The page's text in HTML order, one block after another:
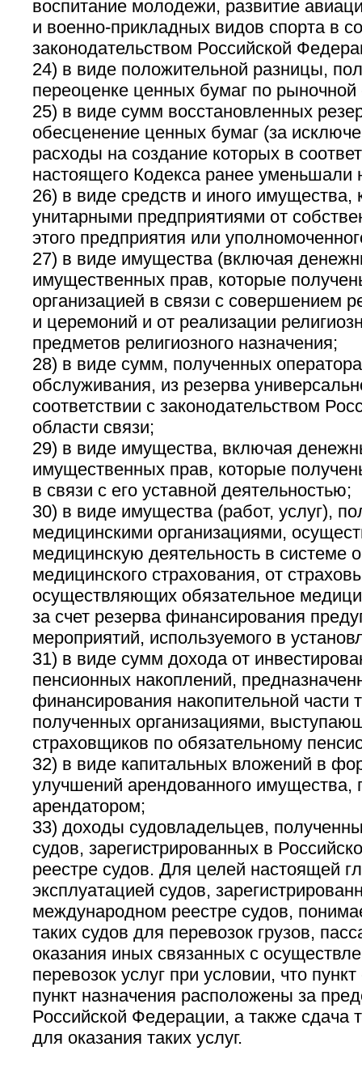
воспитание молодежи, развитие
и военно-прикладных видов спорта в
законодательством Российской
24) в виде положительной разницы,
переоценке ценных бумаг по рыночной
25) в виде сумм восстановленных
обесценение ценных бумаг (за
расходы на создание которых в
настоящего Кодекса ранее уменьшали
26) в виде средств и иного имущества,
унитарными предприятиями от
этого предприятия или
27) в виде имущества (включая
имущественных прав, которые
организацией в связи с совершением
и церемоний и от реализации
предметов религиозного назначения;
28) в виде сумм, полученных
обслуживания, из резерва
соответствии с законодательством
области связи;
29) в виде имущества, включая
имущественных прав, которые
в связи с его уставной деятельностью;
30) в виде имущества (работ, услуг),
медицинскими организациями,
медицинскую деятельность в системе
медицинского страхования, от
осуществляющих обязательное
за счет резерва финансирования
мероприятий, используемого в
31) в виде сумм дохода от
пенсионных накоплений,
финансирования накопительной части
полученных организациями,
страховщиков по обязательному
32) в виде капитальных вложений в
улучшений арендованного имущества,
арендатором;
33) доходы судовладельцев,
судов, зарегистрированных в
реестре судов. Для целей настоящей
эксплуатацией судов,
международном реестре судов,
таких судов для перевозок грузов,
оказания иных связанных с
перевозок услуг при условии, что
пункт назначения расположены за
Российской Федерации, а также сдача
для оказания таких услуг.